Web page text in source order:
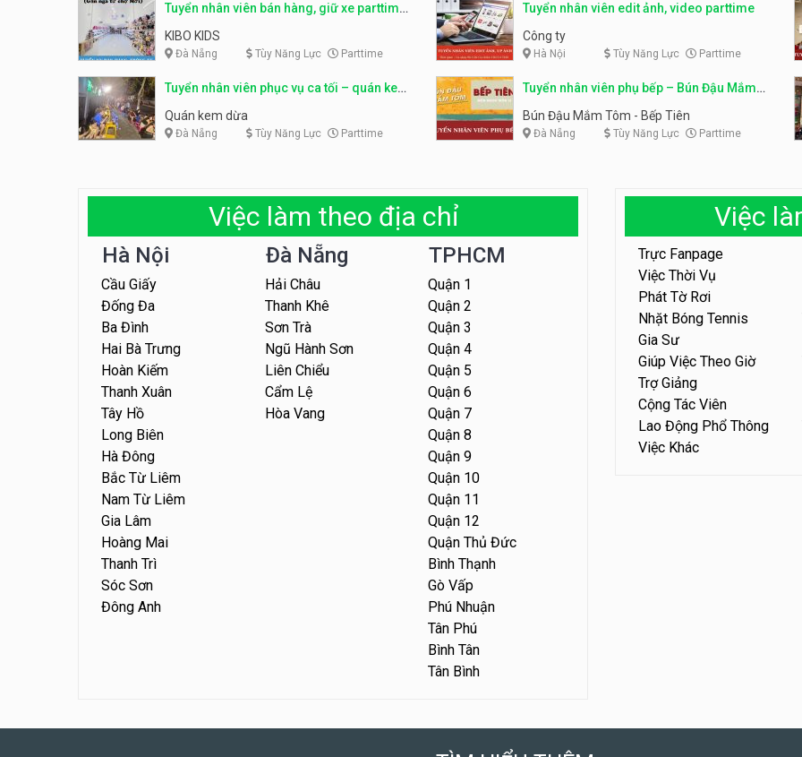
Tuyển nhân viên bán hàng, giữ xe parttime
– Kibo Kid
KIBO KIDS
Đà Nẵng Tùy Năng Lực Parttime
Tuyển nhân viên edit ảnh, video parttime
Công ty
Hà Nội Tùy Năng Lực Parttime
Tuyển nhân viên phục vụ ca tối – quán kem
dừa
Quán kem dừa
Đà Nẵng Tùy Năng Lực Parttime
Tuyển nhân viên phụ bếp – Bún Đậu Mắm
Tôm – Bếp Tiên
Bún Đậu Mắm Tôm - Bếp Tiên
Đà Nẵng Tùy Năng Lực Parttime
Việc làm theo địa chỉ
Hà Nội
Cầu Giấy
Đống Đa
Ba Đình
Hai Bà Trưng
Hoàn Kiếm
Thanh Xuân
Tây Hồ
Long Biên
Hà Đông
Bắc Từ Liêm
Nam Từ Liêm
Gia Lâm
Hoàng Mai
Thanh Trì
Sóc Sơn
Đông Anh
Đà Nẵng
Hải Châu
Thanh Khê
Sơn Trà
Ngũ Hành Sơn
Liên Chiểu
Cẩm Lệ
Hòa Vang
TPHCM
Quận 1
Quận 2
Quận 3
Quận 4
Quận 5
Quận 6
Quận 7
Quận 8
Quận 9
Quận 10
Quận 11
Quận 12
Quận Thủ Đức
Bình Thạnh
Gò Vấp
Phú Nhuận
Tân Phú
Bình Tân
Tân Bình
Việc
Trực Fanpage
Việc Thời Vụ
Phát Tờ Rơi
Nhặt Bóng Tennis
Gia Sư
Giúp Việc Theo Giờ
Trợ Giảng
Cộng Tác Viên
Lao Động Phổ Thông
Việc Khác